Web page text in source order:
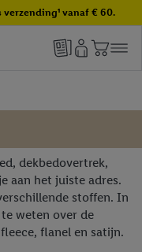
vanaf € 60.
dekbedovertrek,
aan het juiste adres.
stoffen. In
weten over de
flanel en satijn.